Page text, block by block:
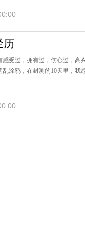
历
感受过，拥有过，伤心过，高
乱涂鸦，在封测的10天里，